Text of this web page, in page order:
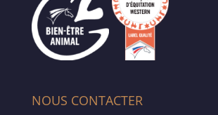
NOUS CONTACTER